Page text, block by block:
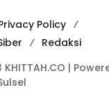
Policy
Redaksi
|